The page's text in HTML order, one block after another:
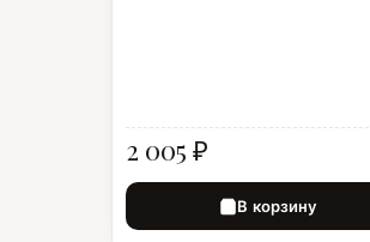
2 005 ₽
В корзину